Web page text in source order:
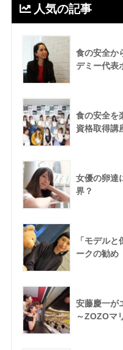
人気の記事
食の安全か
デミー代表
食の安全を
資格取得講
女優の卵達
界？
「モデル
ークの勧め
安藤慶一が
～ZOZOマ